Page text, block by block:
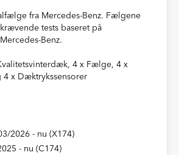
fra Mercedes-Benz. Fælgene
tests baseret på
Benz.
4 x Fælge, 4 x
4 x Dæktrykssensorer
2026 - nu (X174)
- nu (C174)